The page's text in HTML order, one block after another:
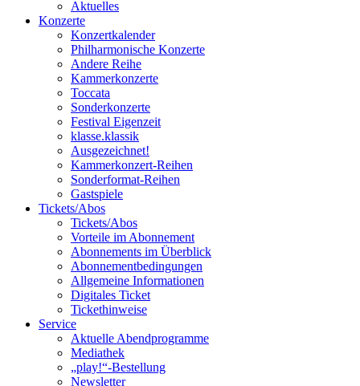
Aktuelles
Konzerte
Konzertkalender
Philharmonische Konzerte
Andere Reihe
Kammerkonzerte
Toccata
Sonderkonzerte
Festival Eigenzeit
klasse.klassik
Ausgezeichnet!
Kammerkonzert-Reihen
Sonderformat-Reihen
Gastspiele
Tickets/Abos
Tickets/Abos
Vorteile im Abonnement
Abonnements im Überblick
Abonnement­bedingungen
Allgemeine Informationen
Digitales Ticket
Ticket­hinweise
Service
Aktuelle Abendprogramme
Mediathek
„play!“-Bestellung
Newsletter